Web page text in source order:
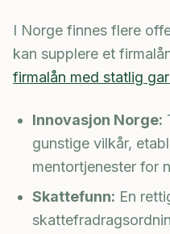
I Norge finnes flere
kan supplere et
firmalån med statlig
Innovasjon Norge:
gunstige vilkår,
mentortjenester for
Skattefunn: En